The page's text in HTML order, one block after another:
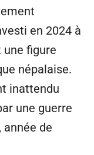
en 2024 à
une figure
népalaise.
inattendu
une guerre
année de